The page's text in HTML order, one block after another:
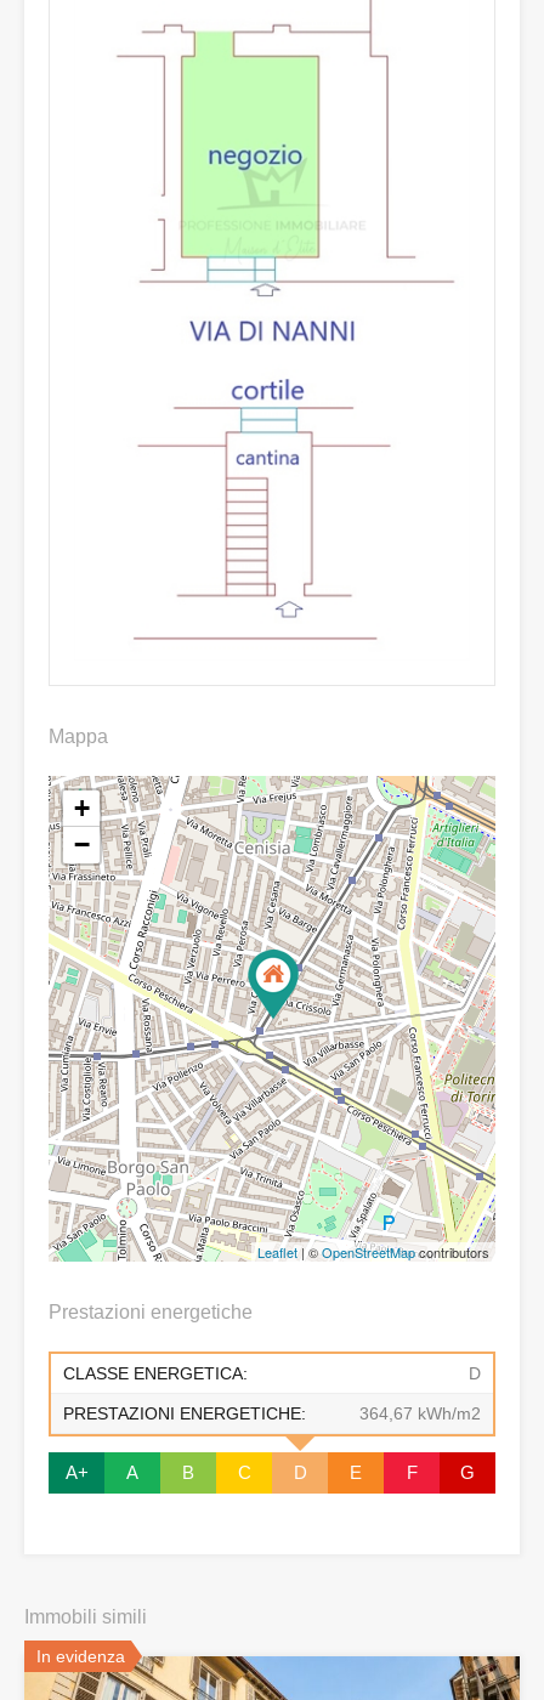
Mappa
+
−
Leaflet| ©OpenStreetMapcontributors
Prestazioni energetiche
CLASSE ENERGETICA: D
PRESTAZIONI ENERGETICHE: 364,67 kWh/m2
A+ A B C D E F G
Immobili simili
In evidenza